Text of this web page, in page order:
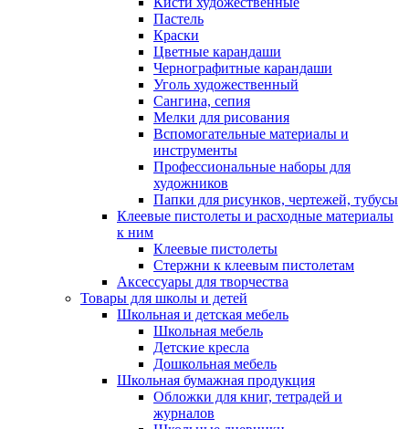
Пастель
Краски
Цветные карандаши
Чернографитные карандаши
Уголь художественный
Сангина, сепия
Мелки для рисования
Вспомогательные материалы и
инструменты
Профессиональные наборы для
художников
Папки для рисунков, чертежей, тубусы
Клеевые пистолеты и расходные материалы
к ним
Клеевые пистолеты
Стержни к клеевым пистолетам
Аксессуары для творчества
Товары для школы и детей
Школьная и детская мебель
Школьная мебель
Детские кресла
Дошкольная мебель
Школьная бумажная продукция
Обложки для книг, тетрадей и
журналов